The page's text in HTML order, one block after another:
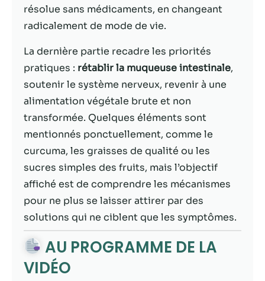
résolue sans médicaments, en changeant
radicalement de mode de vie.
La dernière partie recadre les priorités
pratiques : rétablir la muqueuse intestinale,
soutenir le système nerveux, revenir à une
alimentation végétale brute et non
transformée. Quelques éléments sont
mentionnés ponctuellement, comme le
curcuma, les graisses de qualité ou les
sucres simples des fruits, mais l’objectif
affiché est de comprendre les mécanismes
pour ne plus se laisser attirer par des
solutions qui ne ciblent que les symptômes.
AU PROGRAMME DE LA
VIDÉO
certaines
fonctionnalités
disparaîtront
Marketing
En partageant
votre
comportement
lorsque vous
site, vous
augmentez les
chances de
voir du
contenu et des
offres
personnalisés.